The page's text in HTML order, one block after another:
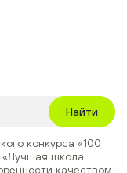
Найти
конкурса «100
«Лучшая школа
качеством